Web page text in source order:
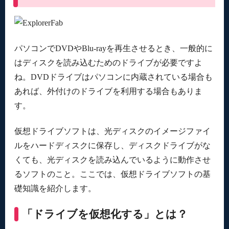
パソコンでDVDやBlu-rayを再生させるとき、一般的に
はディスクを読み込むためのドライブが必要ですよ
ね。DVDドライブはパソコンに内蔵されている場合も
あれば、外付けのドライブを利用する場合もありま
す。
仮想ドライブソフトは、光ディスクのイメージファイ
ルをハードディスクに保存し、ディスクドライブがな
くても、光ディスクを読み込んでいるように動作させ
るソフトのこと。ここでは、仮想ドライブソフトの基
礎知識を紹介します。
「ドライブを仮想化する」とは？